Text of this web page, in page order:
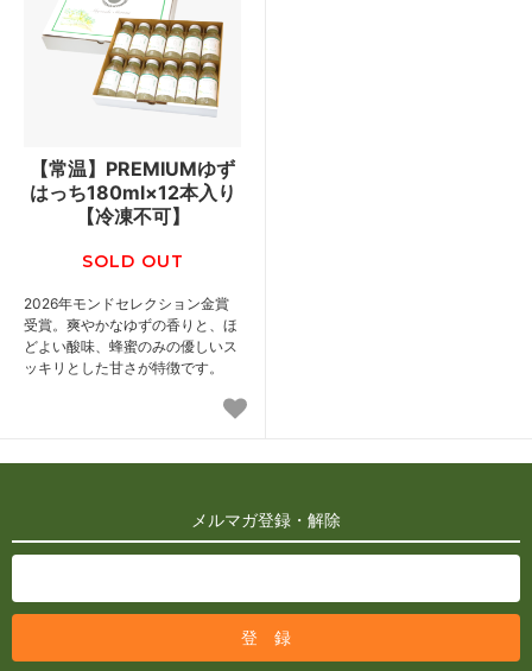
【常温】PREMIUMゆず
はっち180ml×12本入り
【冷凍不可】
SOLD OUT
2026年モンドセレクション金賞
受賞。爽やかなゆずの香りと、ほ
どよい酸味、蜂蜜のみの優しいス
ッキリとした甘さが特徴です。
メルマガ登録・解除